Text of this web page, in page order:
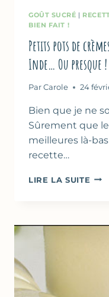
GOÛT SUCRÉ |
BIEN FAIT !
Petits pots de
Inde… Ou presque !
Par Carole 24
Bien que je ne
Sûrement que
meilleures là-
recette…
LIRE LA SUITE
À